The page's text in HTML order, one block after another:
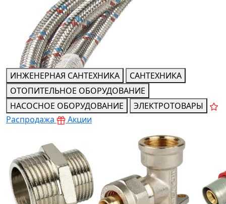
ИНЖЕНЕРНАЯ САНТЕХНИКА
САНТЕХНИКА
ОТОПИТЕЛЬНОЕ ОБОРУДОВАНИЕ
НАСОСНОЕ ОБОРУДОВАНИЕ
ЭЛЕКТРОТОВАРЫ
Распродажа
Акции